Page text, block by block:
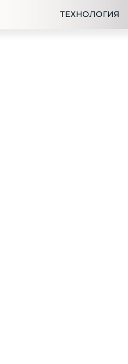
ТЕХНОЛОГИЯ